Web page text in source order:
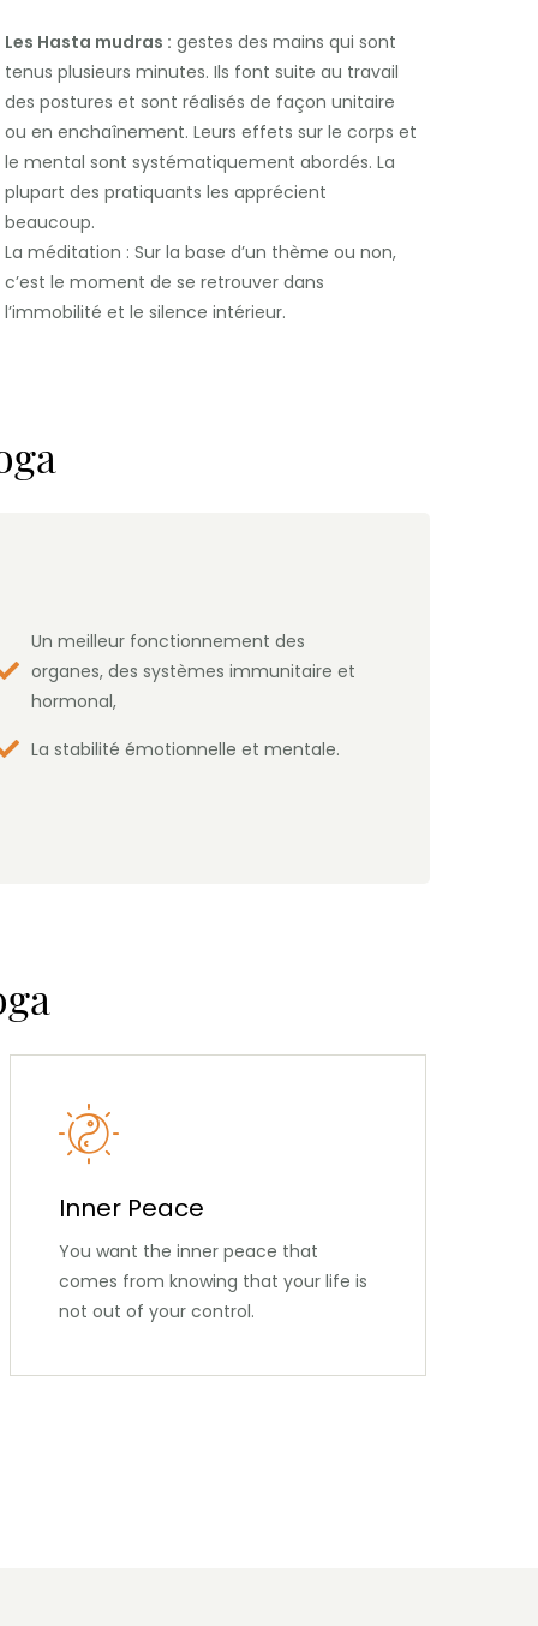
Les Hasta mudras : gestes des mains qui sont
tenus plusieurs minutes. Ils font suite au travail
des postures et sont réalisés de façon unitaire
ou en enchaînement. Leurs effets sur le corps et
le mental sont systématiquement abordés. La
plupart des pratiquants les apprécient
beaucoup.
La méditation : Sur la base d’un thème ou non,
c’est le moment de se retrouver dans
l’immobilité et le silence intérieur.
Un meilleur fonctionnement des
organes, des systèmes immunitaire et
hormonal,
La stabilité émotionnelle et mentale.
Inner Peace
You want the inner peace that
comes from knowing that your life is
not out of your control.